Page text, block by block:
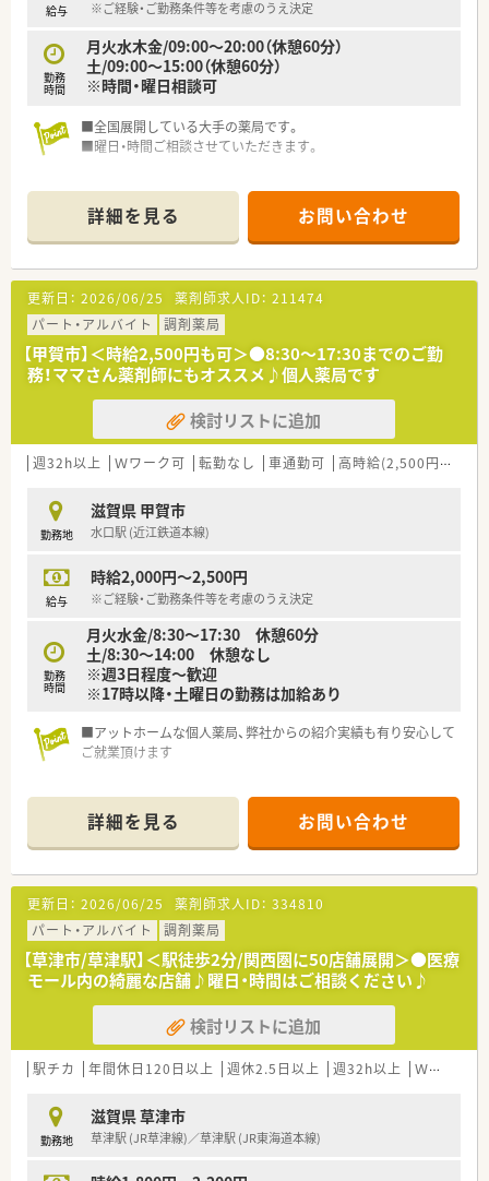
給与 ※ご経験・ご勤務条件等を考慮のうえ決定
勤務
時間
月火水木金/09:00～20:00（休憩60分）
土/09:00～15:00（休憩60分）
※時間・曜日相談可
■全国展開している大手の薬局です。
■曜日・時間ご相談させていただきます。
詳細を見る お問い合わせ
更新日： 2026/06/25 薬剤師求人ID： 211474
パート・アルバイト
調剤薬局
【甲賀市】＜時給2,500円も可＞●8:30～17:30までのご勤
務！ママさん薬剤師にもオススメ♪個人薬局です
検討リストに追加
週32h以上 Ｗワーク可 転勤なし 車通勤可 高時給(2,500円以上)
勤務地
滋賀県 甲賀市
水口駅 (近江鉄道本線)
給与
時給2,000円～2,500円
※ご経験・ご勤務条件等を考慮のうえ決定
勤務
時間
月火水金/8:30～17:30 休憩60分
土/8:30～14:00 休憩なし
※週3日程度～歓迎
※17時以降・土曜日の勤務は加給あり
■アットホームな個人薬局、弊社からの紹介実績も有り安心して
ご就業頂けます
詳細を見る お問い合わせ
更新日： 2026/06/25 薬剤師求人ID： 334810
パート・アルバイト
調剤薬局
【草津市/草津駅】＜駅徒歩2分/関西圏に50店舗展開＞●医療
モール内の綺麗な店舗♪曜日・時間はご相談ください♪
検討リストに追加
駅チカ 年間休日120日以上 週休2.5日以上 週32h以上 Ｗワーク可
勤務地
滋賀県 草津市
草津駅 (JR草津線)／草津駅 (JR東海道本線)